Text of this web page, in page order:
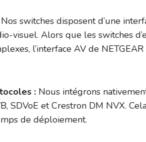
Nos switches disposent d’une
visuel. Alors que les switches
l’interface AV de
: Nous intégrons
SDVoE et Crestron DM NVX.
de déploiement.